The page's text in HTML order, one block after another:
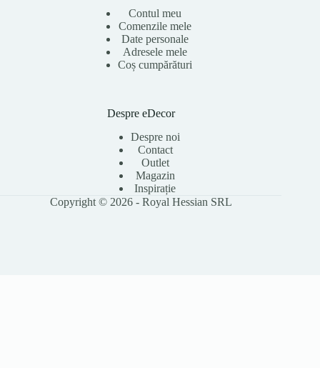
Contul meu
Comenzile mele
Date personale
Adresele mele
Coș cumpărături
Despre eDecor
Despre noi
Contact
Outlet
Magazin
Inspirație
Copyright © 2026 - Royal Hessian SRL